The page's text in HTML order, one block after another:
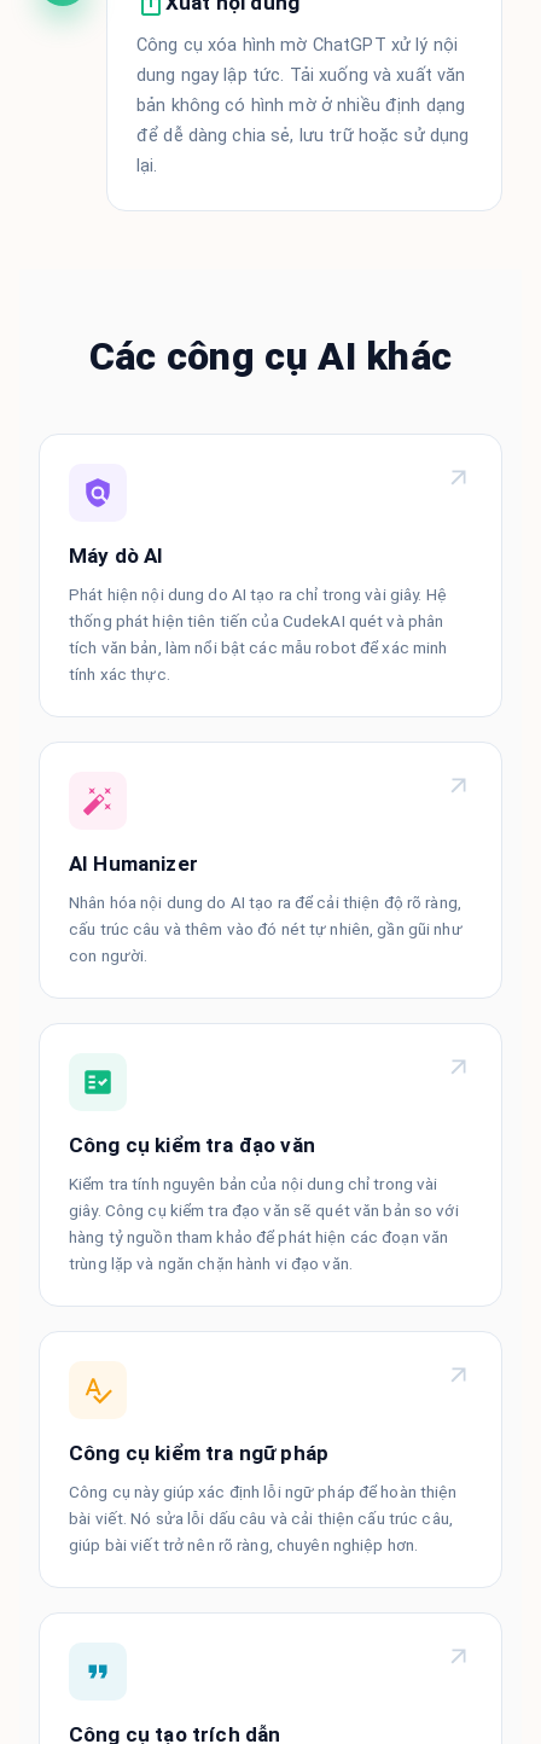
Công cụ xóa hình mờ ChatGPT xử lý nội
dung ngay lập tức. Tải xuống và xuất văn
bản không có hình mờ ở nhiều định dạng
để dễ dàng chia sẻ, lưu trữ hoặc sử dụng
lại.
Các công cụ AI khác
Máy dò AI
Phát hiện nội dung do AI tạo ra chỉ trong vài giây. Hệ
thống phát hiện tiên tiến của CudekAI quét và phân
tích văn bản, làm nổi bật các mẫu robot để xác minh
tính xác thực.
AI Humanizer
Nhân hóa nội dung do AI tạo ra để cải thiện độ rõ ràng,
cấu trúc câu và thêm vào đó nét tự nhiên, gần gũi như
con người.
Công cụ kiểm tra đạo văn
Kiểm tra tính nguyên bản của nội dung chỉ trong vài
giây. Công cụ kiểm tra đạo văn sẽ quét văn bản so với
hàng tỷ nguồn tham khảo để phát hiện các đoạn văn
trùng lặp và ngăn chặn hành vi đạo văn.
Công cụ kiểm tra ngữ pháp
Công cụ này giúp xác định lỗi ngữ pháp để hoàn thiện
bài viết. Nó sửa lỗi dấu câu và cải thiện cấu trúc câu,
giúp bài viết trở nên rõ ràng, chuyên nghiệp hơn.
Công cụ tạo trích dẫn